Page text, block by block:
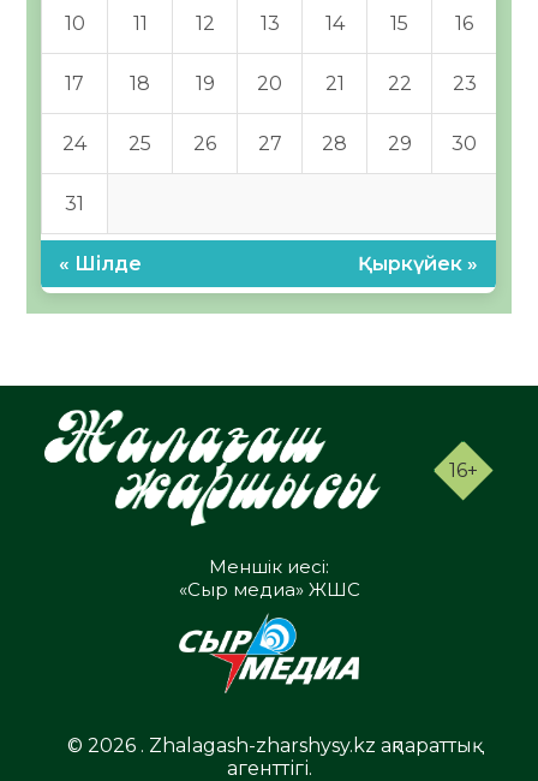
10 11 12 13 14 15 16
17 18 19 20 21 22 23
24 25 26 27 28 29 30
31
« Шілде Қыркүйек »
16+
Меншік иесі:
«Сыр медиа» ЖШС
© 2026 . Zhalagash-zharshysy.kz ақпараттық
агенттігі.